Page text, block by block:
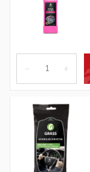
– +